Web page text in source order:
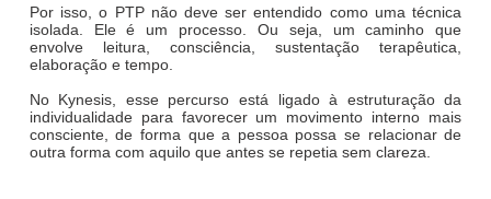
Por isso, o PTP não deve ser entendido como uma técnica
isolada. Ele é um processo. Ou seja, um caminho que
envolve leitura, consciência, sustentação terapêutica,
elaboração e tempo.
No Kynesis, esse percurso está ligado à estruturação da
individualidade para favorecer um movimento interno mais
consciente, de forma que a pessoa possa se relacionar de
outra forma com aquilo que antes se repetia sem clareza.